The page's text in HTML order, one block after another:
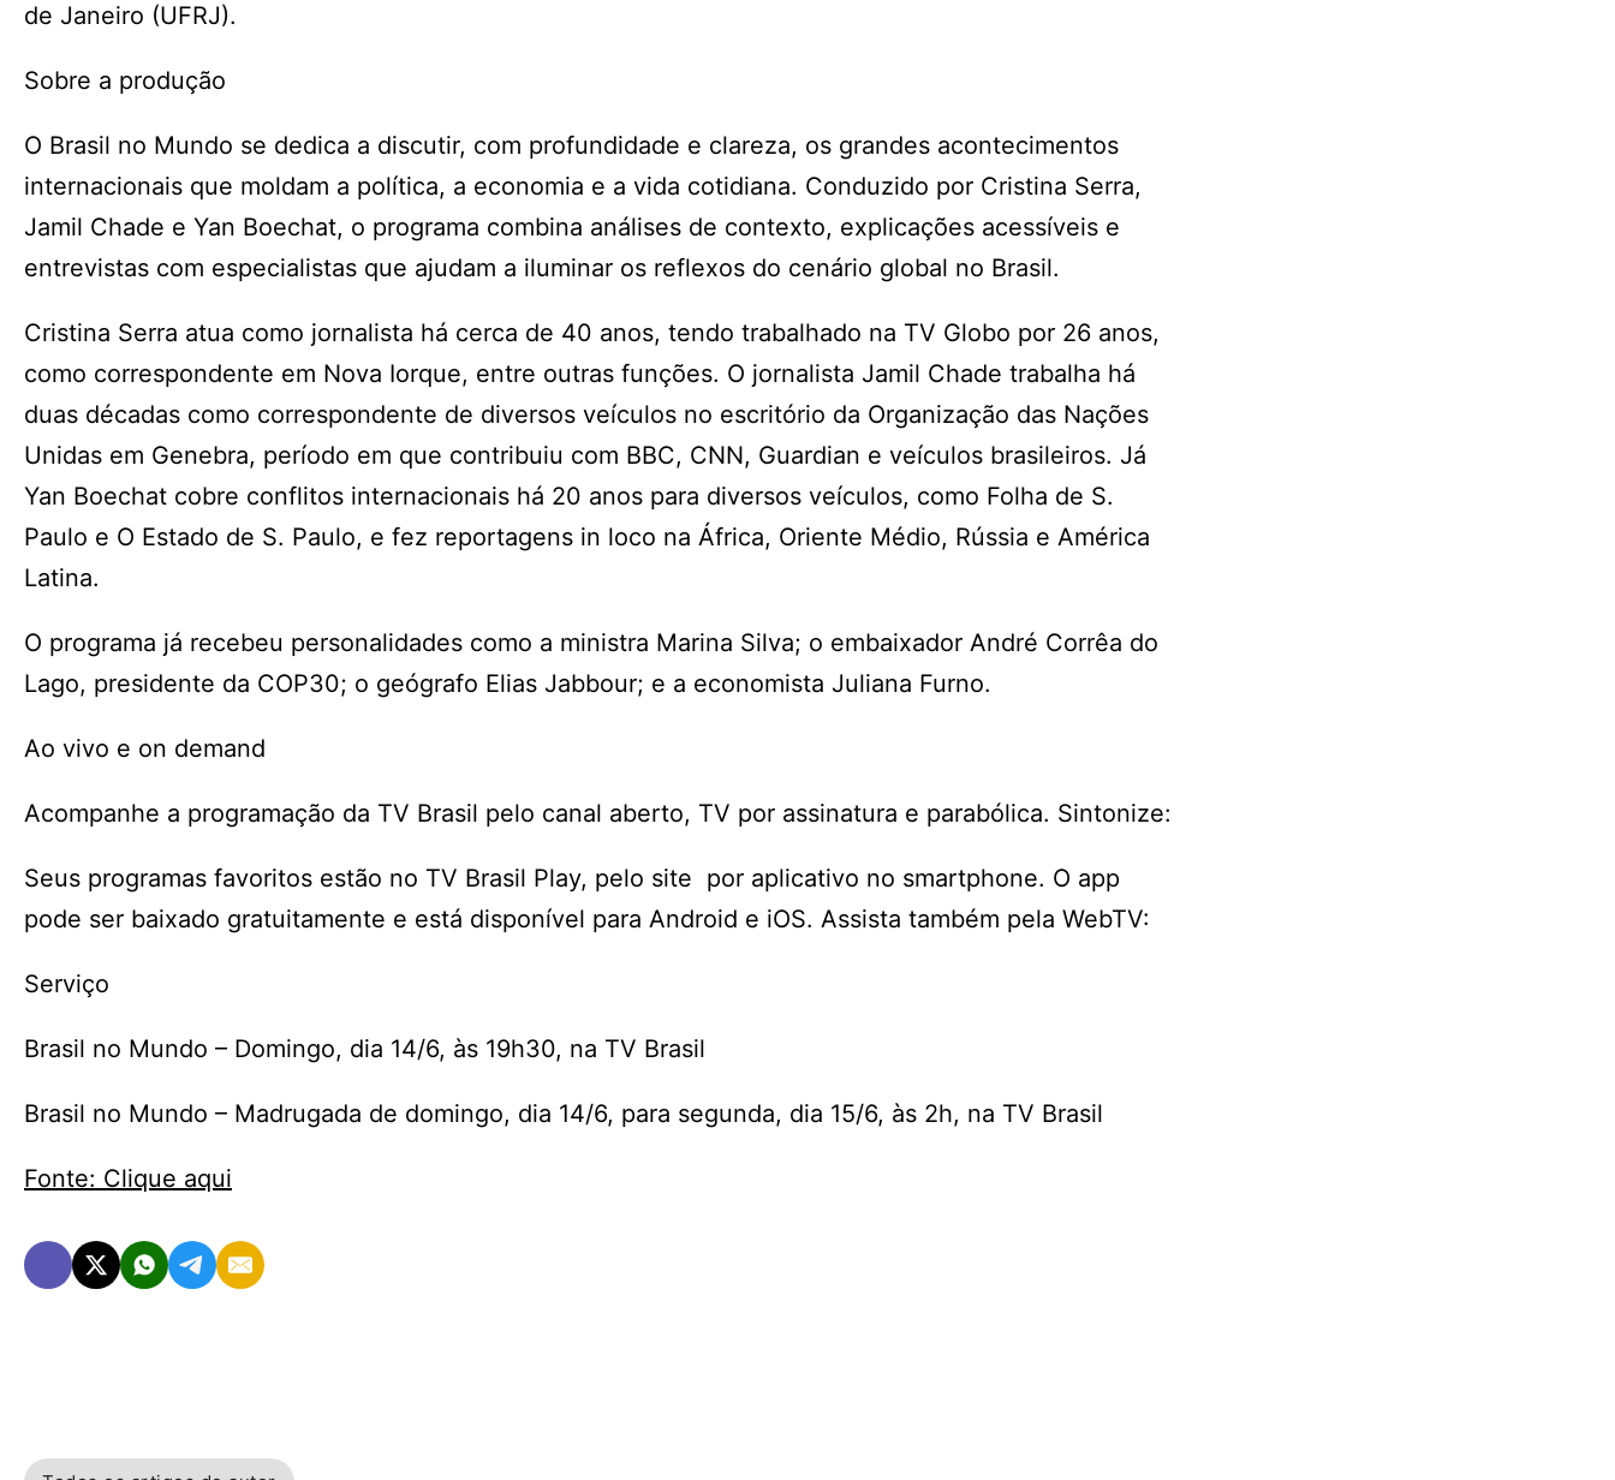
de Janeiro (UFRJ).
Sobre a produção
O Brasil no Mundo se dedica a discutir, com profundidade e clareza, os grandes acontecimentos
internacionais que moldam a política, a economia e a vida cotidiana. Conduzido por Cristina Serra,
Jamil Chade e Yan Boechat, o programa combina análises de contexto, explicações acessíveis e
entrevistas com especialistas que ajudam a iluminar os reflexos do cenário global no Brasil.
Cristina Serra atua como jornalista há cerca de 40 anos, tendo trabalhado na TV Globo por 26 anos,
como correspondente em Nova Iorque, entre outras funções. O jornalista Jamil Chade trabalha há
duas décadas como correspondente de diversos veículos no escritório da Organização das Nações
Unidas em Genebra, período em que contribuiu com BBC, CNN, Guardian e veículos brasileiros. Já
Yan Boechat cobre conflitos internacionais há 20 anos para diversos veículos, como Folha de S.
Paulo e O Estado de S. Paulo, e fez reportagens in loco na África, Oriente Médio, Rússia e América
Latina.
O programa já recebeu personalidades como a ministra Marina Silva; o embaixador André Corrêa do
Lago, presidente da COP30; o geógrafo Elias Jabbour; e a economista Juliana Furno.
Ao vivo e on demand
Acompanhe a programação da TV Brasil pelo canal aberto, TV por assinatura e parabólica. Sintonize:
Seus programas favoritos estão no TV Brasil Play, pelo site por aplicativo no smartphone. O app
pode ser baixado gratuitamente e está disponível para Android e iOS. Assista também pela WebTV:
Serviço
Brasil no Mundo – Domingo, dia 14/6, às 19h30, na TV Brasil
Brasil no Mundo – Madrugada de domingo, dia 14/6, para segunda, dia 15/6, às 2h, na TV Brasil
Fonte: Clique aqui